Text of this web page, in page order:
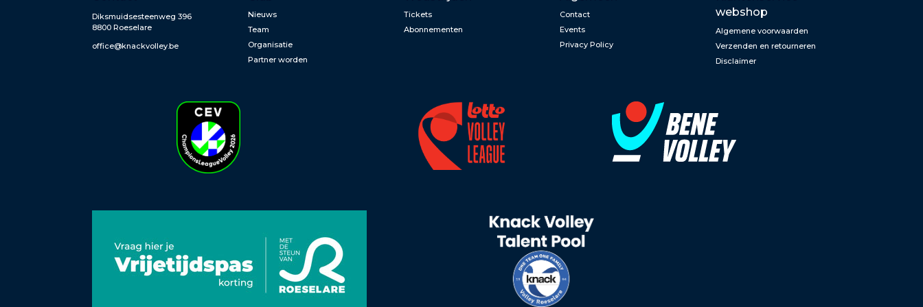
Diksmuidsesteenweg 396
8800 Roeselare
office@knackvolley.be
Nieuws
Team
Organisatie
Partner worden
Tickets
Abonnementen
Contact
Events
Privacy Policy
webshop
Algemene voorwaarden
Verzenden en retourneren
Disclaimer